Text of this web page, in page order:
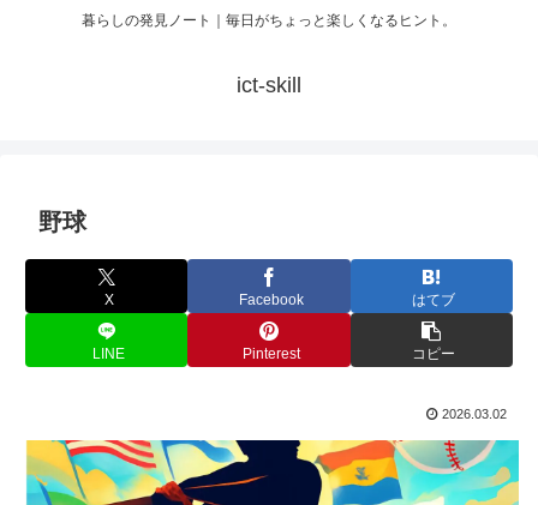
暮らしの発見ノート｜毎日がちょっと楽しくなるヒント。
ict-skill
野球
X Facebook はてブ
LINE Pinterest コピー
2026.03.02